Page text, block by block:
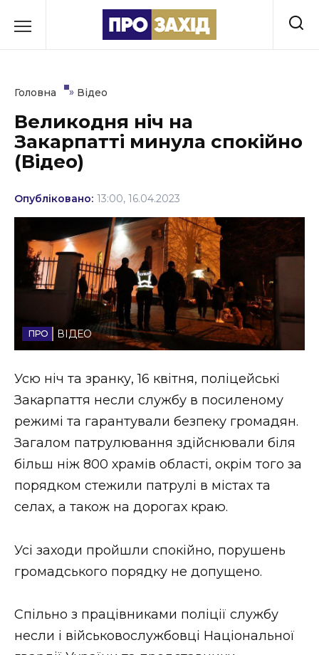
до
Культура
Освіта
Події
Політика
Соціум
Стиль життя
Втрачений Ужгород (відеоверсія)
ЗАКАРПАТСЬКІ НОВИНИ
ВІДЕО
Головна » Відео
Великодня ніч на
Закарпатті минула спокійно
(Відео)
Опубліковано: 13:00, 16.04.2023
ВІДЕО
Усю ніч та зранку, 16 квітня, поліцейські
Закарпаття несли службу в посиленому
режимі та гарантували безпеку громадян.
Загалом патрулювання здійснювали біля
більш ніж 800 храмів області, окрім того за
порядком стежили патрулі в містах та
селах, а також на дорогах краю.
Усі заходи пройшли спокійно, порушень
громадського порядку не допущено.
Спільно з працівниками поліції службу
несли і військовослужбовці Національної